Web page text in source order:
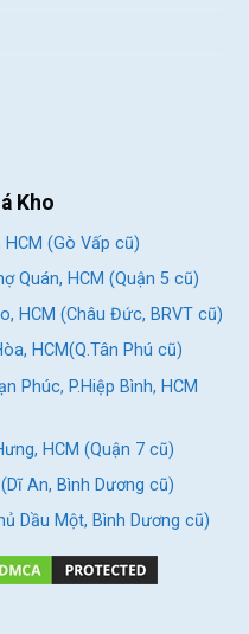
Kho
HCM (Gò Vấp cũ)
Quán, HCM (Quận 5 cũ)
HCM (Châu Đức, BRVT cũ)
HCM(Q.Tân Phú cũ)
Phúc, P.Hiệp Bình, HCM
HCM (Quận 7 cũ)
An, Bình Dương cũ)
Dầu Một, Bình Dương cũ)